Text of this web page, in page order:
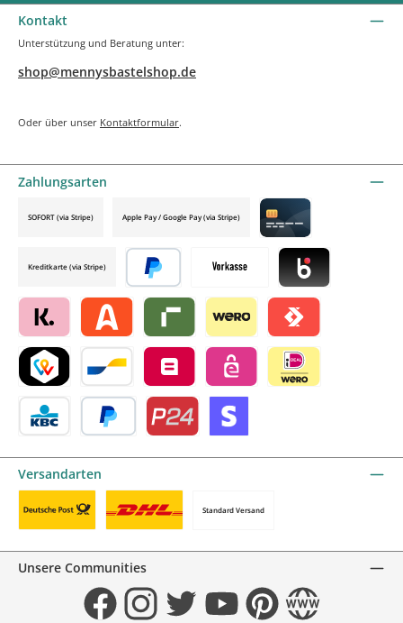
Kontakt
Unterstützung und Beratung unter:
shop@mennysbastelshop.de
Oder über unser Kontaktformular.
Zahlungsarten
Vorkasse Blik by mollie
Klarna by mollieAlma by mollieRiverty by mollie
Wero Satispay by mollie
TWINT by mollieBancontact by mollie
Belfius by mollieeps by mollie
SOFORT (via Stripe) Apple Pay / Google Pay (via Stripe)
Credit card by mollie
Kreditkarte (via Stripe)
Später bezahlen
Versandarten
Standard Versand
Unsere Communities
FacebookInstagramTwitter YouTubePinterestWebsite